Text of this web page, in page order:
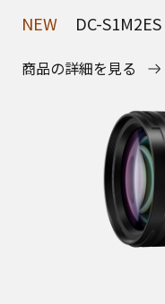
NEW DC-S1M2ES
商品の詳細を見る